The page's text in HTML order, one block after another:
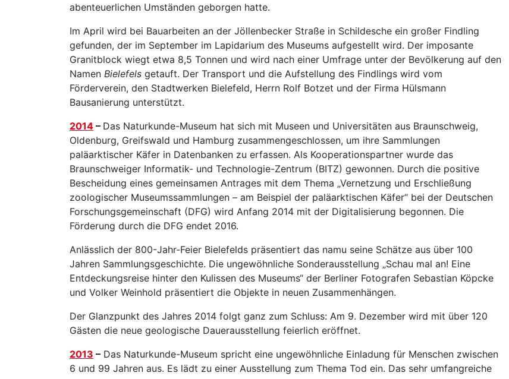
abenteuerlichen Umständen geborgen hatte.
Im April wird bei Bauarbeiten an der Jöllenbecker Straße in Schildesche ein großer Findling
gefunden, der im September im Lapidarium des Museums aufgestellt wird. Der imposante
Granitblock wiegt etwa 8,5 Tonnen und wird nach einer Umfrage unter der Bevölkerung auf den
Namen Bielefels getauft. Der Transport und die Aufstellung des Findlings wird vom
Förderverein, den Stadtwerken Bielefeld, Herrn Rolf Botzet und der Firma Hülsmann
Bausanierung unterstützt.
2014 – Das Naturkunde-Museum hat sich mit Museen und Universitäten aus Braunschweig,
Oldenburg, Greifswald und Hamburg zusammengeschlossen, um ihre Sammlungen
paläarktischer Käfer in Datenbanken zu erfassen. Als Kooperationspartner wurde das
Braunschweiger Informatik- und Technologie-Zentrum (BITZ) gewonnen. Durch die positive
Bescheidung eines gemeinsamen Antrages mit dem Thema „Vernetzung und Erschließung
zoologischer Museumssammlungen – am Beispiel der paläarktischen Käfer“ bei der Deutschen
Forschungsgemeinschaft (DFG) wird Anfang 2014 mit der Digitalisierung begonnen. Die
Förderung durch die DFG endet 2016.
Anlässlich der 800-Jahr-Feier Bielefelds präsentiert das namu seine Schätze aus über 100
Jahren Sammlungsgeschichte. Die ungewöhnliche Sonderausstellung „Schau mal an! Eine
Entdeckungsreise hinter den Kulissen des Museums“ der Berliner Fotografen Sebastian Köpcke
und Volker Weinhold präsentiert die Objekte in neuen Zusammenhängen.
Der Glanzpunkt des Jahres 2014 folgt ganz zum Schluss: Am 9. Dezember wird mit über 120
Gästen die neue geologische Dauerausstellung feierlich eröffnet.
2013 – Das Naturkunde-Museum spricht eine ungewöhnliche Einladung für Menschen zwischen
6 und 99 Jahren aus. Es lädt zu einer Ausstellung zum Thema Tod ein. Das sehr umfangreiche